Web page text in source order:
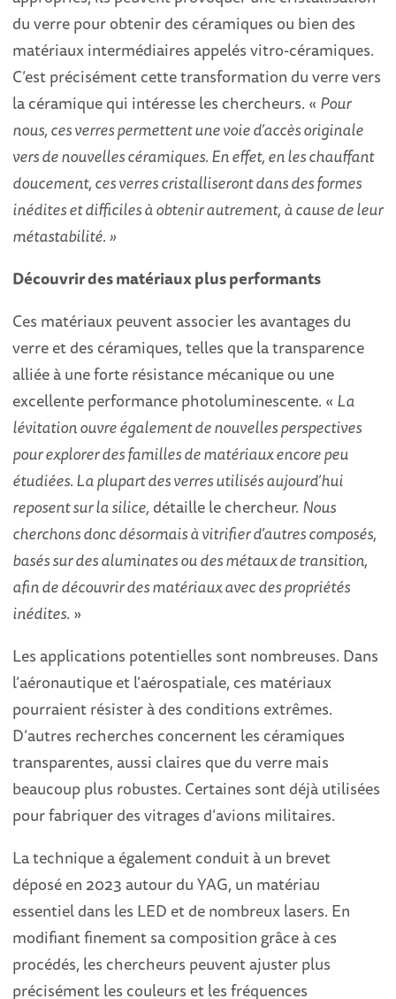
du verre pour obtenir des céramiques ou bien des
matériaux intermédiaires appelés vitro-céramiques.
C’est précisément cette transformation du verre vers
la céramique qui intéresse les chercheurs. « Pour
nous, ces verres permettent une voie d’accès originale
vers de nouvelles céramiques. En effet, en les chauffant
doucement, ces verres cristalliseront dans des formes
inédites et difficiles à obtenir autrement, à cause de leur
métastabilité. »
Découvrir des matériaux plus performants
Ces matériaux peuvent associer les avantages du
verre et des céramiques, telles que la transparence
alliée à une forte résistance mécanique ou une
excellente performance photoluminescente. « La
lévitation ouvre également de nouvelles perspectives
pour explorer des familles de matériaux encore peu
étudiées. La plupart des verres utilisés aujourd’hui
reposent sur la silice, détaille le chercheur. Nous
cherchons donc désormais à vitrifier d’autres composés,
basés sur des aluminates ou des métaux de transition,
afin de découvrir des matériaux avec des propriétés
inédites. »
Les applications potentielles sont nombreuses. Dans
l’aéronautique et l’aérospatiale, ces matériaux
pourraient résister à des conditions extrêmes.
D’autres recherches concernent les céramiques
transparentes, aussi claires que du verre mais
beaucoup plus robustes. Certaines sont déjà utilisées
pour fabriquer des vitrages d’avions militaires.
La technique a également conduit à un brevet
déposé en 2023 autour du YAG, un matériau
essentiel dans les LED et de nombreux lasers. En
modifiant finement sa composition grâce à ces
procédés, les chercheurs peuvent ajuster plus
précisément les couleurs et les fréquences